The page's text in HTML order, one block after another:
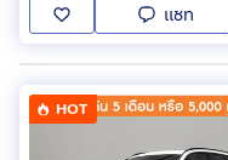
แชท
HOT